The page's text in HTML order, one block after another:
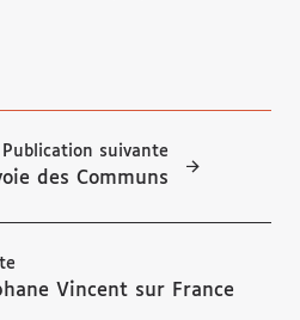
Vincent sur France
Publication suivante
des Communs